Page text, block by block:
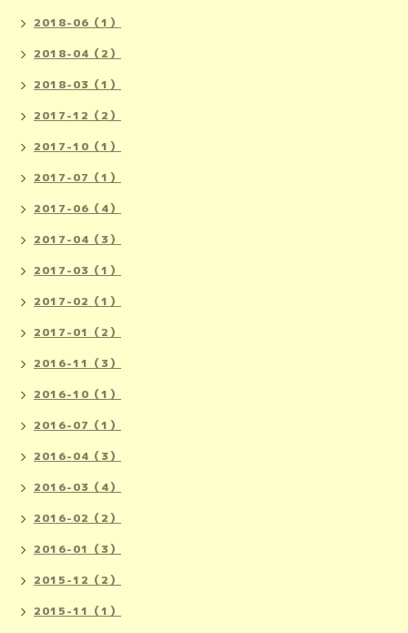
2018-06（1）
2018-04（2）
2018-03（1）
2017-12（2）
2017-10（1）
2017-07（1）
2017-06（4）
2017-04（3）
2017-03（1）
2017-02（1）
2017-01（2）
2016-11（3）
2016-10（1）
2016-07（1）
2016-04（3）
2016-03（4）
2016-02（2）
2016-01（3）
2015-12（2）
2015-11（1）